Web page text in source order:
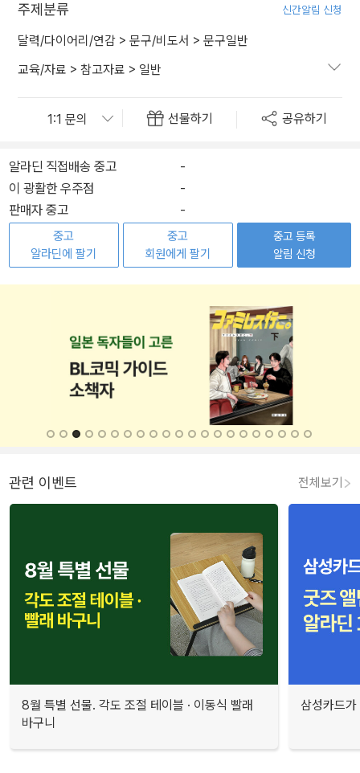
주제분류 신간알림 신청
달력/다이어리/연감 > 문구/비도서 > 문구일반
교육/자료 > 참고자료 > 일반
선물하기 공유하기
알라딘 직접배송 중고
-
이 광활한 우주점
-
판매자 중고
-
중고
알라딘에 팔기
중고
회원에게 팔기
중고 등록
알림 신청
관련 이벤트 전체보기
8월 특별 선물. 각도 조절 테이블 · 이동식 빨래
바구니
삼성카드